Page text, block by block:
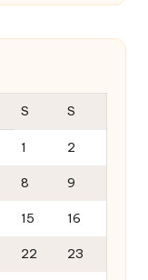
S S
1 2
8 9
15 16
22 23